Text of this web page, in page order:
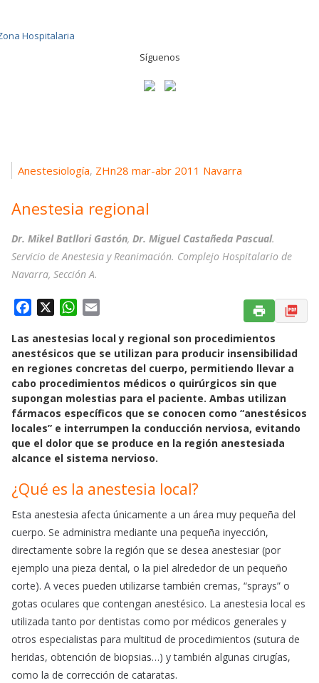
Síguenos
Anestesiología, ZHn28 mar-abr 2011 Navarra
Anestesia regional
Dr. Mikel Batllori Gastón, Dr. Miguel Castañeda Pascual.
Servicio de Anestesia y Reanimación. Complejo Hospitalario de
Navarra, Sección A.
c
e
b
o
o
k
W
a
t
s
A
p
p
a
i
l
Las anestesias local y regional son procedimientos
anestésicos que se utilizan para producir insensibilidad
en regiones concretas del cuerpo, permitiendo llevar a
cabo procedimientos médicos o quirúrgicos sin que
supongan molestias para el paciente. Ambas utilizan
fármacos específicos que se conocen como “anestésicos
locales” e interrumpen la conducción nerviosa, evitando
que el dolor que se produce en la región anestesiada
alcance el sistema nervioso.
¿Qué es la anestesia local?
Esta anestesia afecta únicamente a un área muy pequeña del
cuerpo. Se administra mediante una pequeña inyección,
directamente sobre la región que se desea anestesiar (por
ejemplo una pieza dental, o la piel alrededor de un pequeño
corte). A veces pueden utilizarse también cremas, “sprays” o
gotas oculares que contengan anestésico. La anestesia local es
utilizada tanto por dentistas como por médicos generales y
otros especialistas para multitud de procedimientos (sutura de
heridas, obtención de biopsias…) y también algunas cirugías,
como la de corrección de cataratas.